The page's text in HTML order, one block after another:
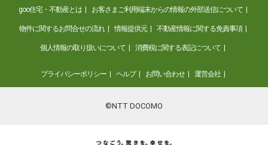
goo住宅・不動産とは お客さまご利用端末からの情報の外部送信について
物件に関するお問合せの流れ 情報提供元 不動産情報に関する免責事項
個人情報の取り扱いについて 消費税に関する表記について
プライバシーポリシー ヘルプ お問い合わせ 運営会社
©NTT DOCOMO